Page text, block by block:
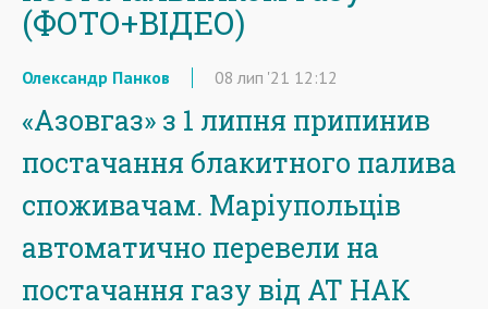
(ФОТО+ВІДЕО)
Олександр Панков 08 лип '21 12:12
«Азовгаз» з 1 липня припинив
постачання блакитного палива
споживачам. Маріупольців
автоматично перевели на
постачання газу від АТ НАК